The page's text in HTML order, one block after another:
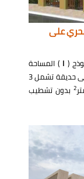
بحري على
(
I ) المساحة
بحري تطل على حديقة تشمل 3
2 بدون تشطيب